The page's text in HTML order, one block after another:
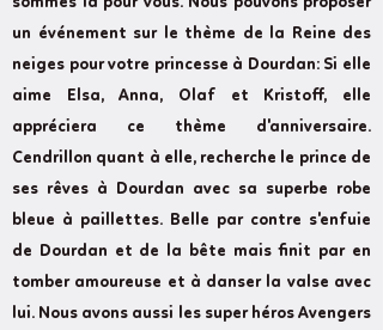
un événement sur le thème de la Reine des
neiges pour votre princesse à Dourdan: Si elle
aime Elsa, Anna, Olaf et Kristoff, elle
appréciera ce thème d'anniversaire.
Cendrillon quant à elle, recherche le prince de
ses rêves à Dourdan avec sa superbe robe
bleue à paillettes. Belle par contre s'enfuie
de Dourdan et de la bête mais finit par en
tomber amoureuse et à danser la valse avec
lui. Nous avons aussi les super héros Avengers